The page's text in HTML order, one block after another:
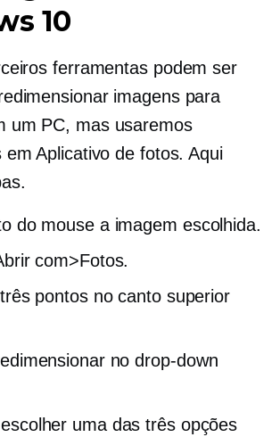
10
ferramentas podem ser
imagens para
um PC, mas usaremos
em Aplicativo de fotos. Aqui
do mousea imagem escolhida.
com>Fotos.
pontos no canto superior
nodrop-down
uma das três opções